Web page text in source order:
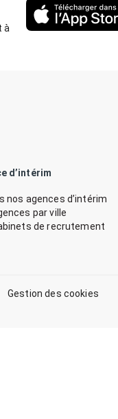
à
d’intérim
nos agences d’intérim
par ville
de recrutement
Gestion des cookies